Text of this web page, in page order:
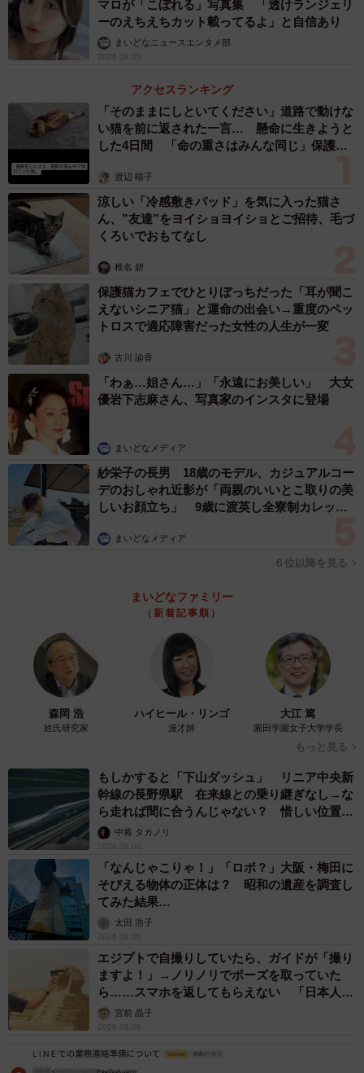
マロが「こぼれる」写真集 「透けランジェリ
ーのえちえちカット載ってるよ」と自信あり
まいどなニュースエンタメ部
2026.08.05
アクセスランキング
「そのままにしといてください」道路で動けな
い猫を前に返された一言… 懸命に生きようと
した4日間 「命の重さはみんな同じ」保護団
渡辺 晴子
涼しい「冷感敷きパッド」を気に入った猫さ
ん、”友達”をヨイショヨイショとご招待、毛づ
くろいでおもてなし
椎名 碧
保護猫カフェでひとりぼっちだった「耳が聞こ
えないシニア猫」と運命の出会い→重度のペッ
トロスで適応障害だった女性の人生が一変
古川 諭香
「わぁ…姐さん…」「永遠にお美しい」 大女
優岩下志麻さん、写真家のインスタに登場
まいどなメディア
紗栄子の長男 18歳のモデル、カジュアルコー
デのおしゃれ近影が「両親のいいとこ取りの美
しいお顔立ち」 9歳に渡英し全寮制カレッジ
まいどなメディア
６位以降を見る
まいどなファミリー
（新着記事順）
森岡 浩
姓氏研究家
ハイヒール・リンゴ
漫才師
大江 篤
園田学園女子大学学長
もっと見る
もしかすると「下山ダッシュ」 リニア中央新
幹線の長野県駅 在来線との乗り継ぎなし→な
ら走れば間に合うんじゃない？ 惜しい位置関
係が反響
中将 タカノリ
2026.08.06
「なんじゃこりゃ！」「ロボ？」大阪・梅田に
そびえる物体の正体は？ 昭和の遺産を調査し
てみた結果…
太田 浩子
2026.08.06
エジプトで自撮りしていたら、ガイドが「撮り
ますよ！」→ノリノリでポーズを取っていた
ら……スマホを返してもらえない 「日本人は
カモ代表かも」「私は6時間で3万円払った」
宮前 晶子
2026.08.06